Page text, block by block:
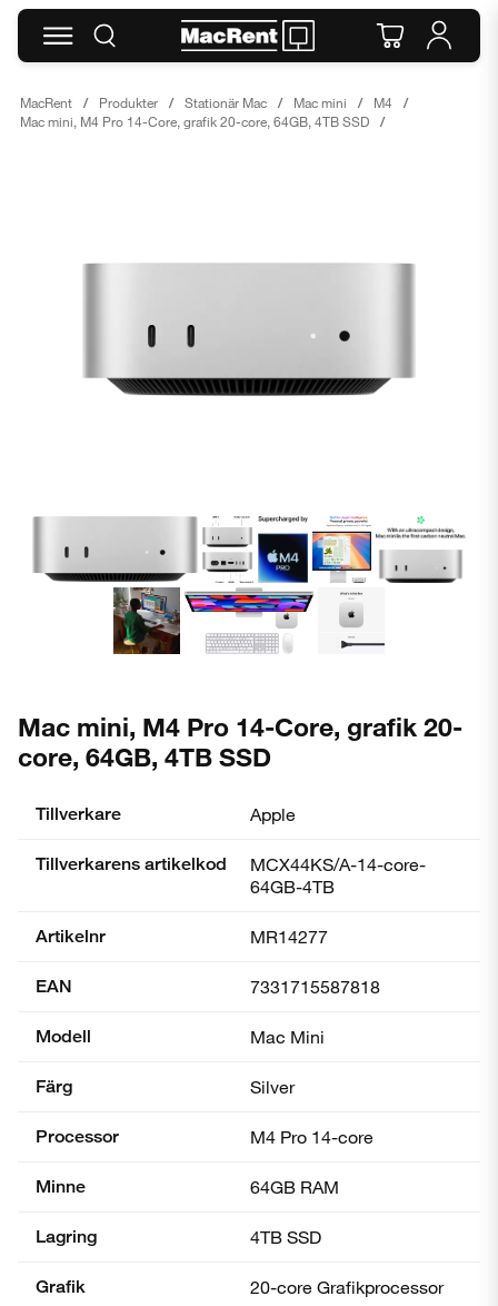
MacRent Produkter Stationär Mac Mac mini
M4
Mac mini, M4 Pro 14-Core, grafik 20-core, 64GB, 4TB SSD
Mac mini, M4 Pro 14-Core, grafik 20-
core, 64GB, 4TB SSD
Tillverkare Apple
Tillverkarens artikelkod
MCX44KS/A-14-core-
64GB-4TB
Artikelnr MR14277
EAN 7331715587818
Modell Mac Mini
Färg Silver
Processor M4 Pro 14-core
Minne 64GB RAM
Lagring 4TB SSD
Grafik 20-core Grafik­processor